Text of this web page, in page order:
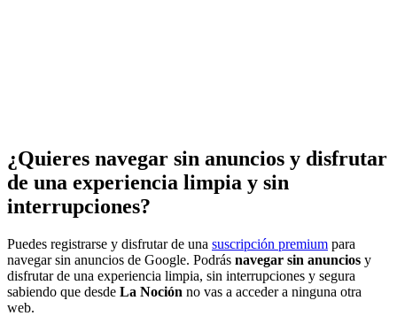
¿Quieres navegar sin anuncios y disfrutar
de una experiencia limpia y sin
interrupciones?
Puedes registrarse y disfrutar de una suscripción premium para
navegar sin anuncios de Google. Podrás navegar sin anuncios y
disfrutar de una experiencia limpia, sin interrupciones y segura
sabiendo que desde La Noción no vas a acceder a ninguna otra
web.